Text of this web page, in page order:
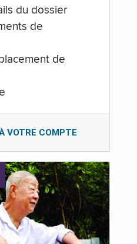
du dossier
de
de
VOTRE COMPTE